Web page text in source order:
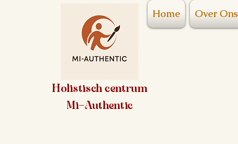
Holistisch centrum
Mi-Authentic
Home Over Ons